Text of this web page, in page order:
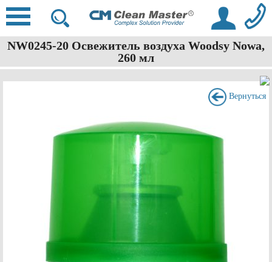
NW0245-20 Освежитель воздуха Woodsy Nowa,
260 мл
Вернуться